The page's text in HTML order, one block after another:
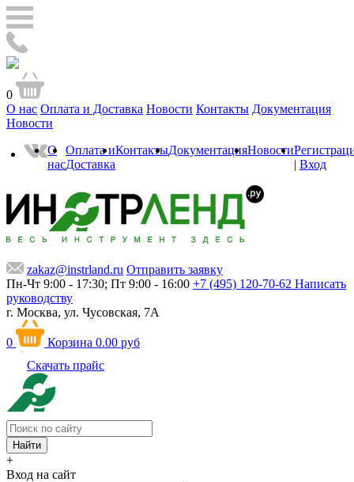
0
О нас Оплата и Доставка Новости Контакты Документация
Новости
О
нас
Оплата и
Доставка
КонтактыДокументацияНовости
| Вход
zakaz@instrland.ru Отправить заявку
Пн-Чт 9:00 - 17:30; Пт 9:00 - 16:00 +7 (495) 120-70-62 Написать
руководству
г. Москва, ул. Чусовская, 7А
0 Корзина 0.00 руб
Скачать прайс
+
Вход на сайт